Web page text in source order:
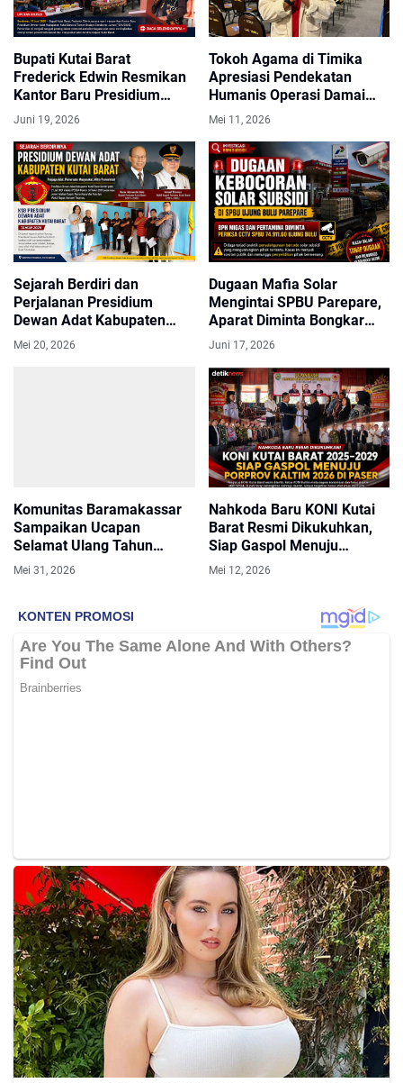
Bupati Kutai Barat
Frederick Edwin Resmikan
Kantor Baru Presidium
Dewan Adat Kabupaten
Kutai Barat, Perkuat Sinergi
Pemerintah dan Lembaga
Adat
Juni 19, 2026
Tokoh Agama di Timika
Apresiasi Pendekatan
Humanis Operasi Damai
Cartenz 2026
Mei 11, 2026
Sejarah Berdiri dan
Perjalanan Presidium
Dewan Adat Kabupaten
Kutai Barat Penjaga
Marwah Adat di Bumi
Mei 20, 2026
Dugaan Mafia Solar
Mengintai SPBU Parepare,
Aparat Diminta Bongkar
Praktik Terlarang
Juni 17, 2026
Komunitas Baramakassar
Sampaikan Ucapan
Selamat Ulang Tahun
kepada Kapolda Sulsel
Mei 31, 2026
Nahkoda Baru KONI Kutai
Barat Resmi Dikukuhkan,
Siap Gaspol Menuju
Porprov Kaltim 2026 di
Mei 12, 2026